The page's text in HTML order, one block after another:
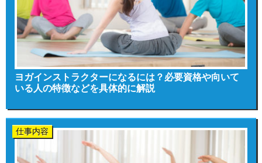
ヨガインストラクターになるには？必要資格や向いて
いる人の特徴などを具体的に解説
仕事内容